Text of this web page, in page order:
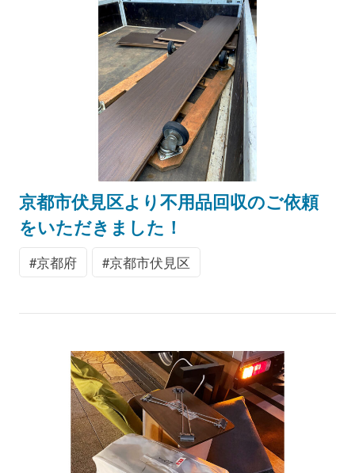
京都市伏見区より不用品回収のご依頼
をいただきました！
京都府 京都市伏見区